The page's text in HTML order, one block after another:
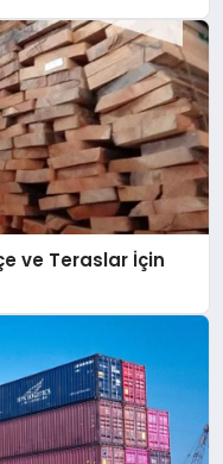
ve Teraslar İçin